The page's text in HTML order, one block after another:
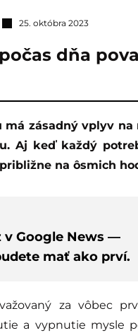
25. októbra 2023
dňa
má zásadný vplyv
Aj keď každý
na ôsmich
v Google News —
mať ako prví.
za vôbec
a vypnutie mysle